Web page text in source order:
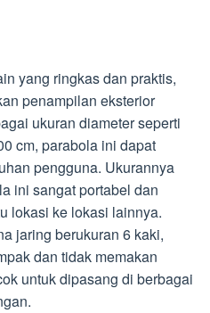
yang ringkas dan praktis,
penampilan eksterior
ukuran diameter seperti
cm, parabola ini dapat
pengguna. Ukurannya
ini sangat portabel dan
lokasi ke lokasi lainnya.
jaring berukuran 6 kaki,
dan tidak memakan
untuk dipasang di berbagai